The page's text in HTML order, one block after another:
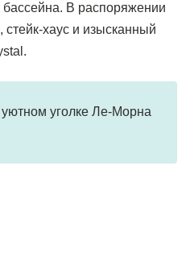
В распоряжении
стейк-хаус и изысканный
уголке Ле-Морна